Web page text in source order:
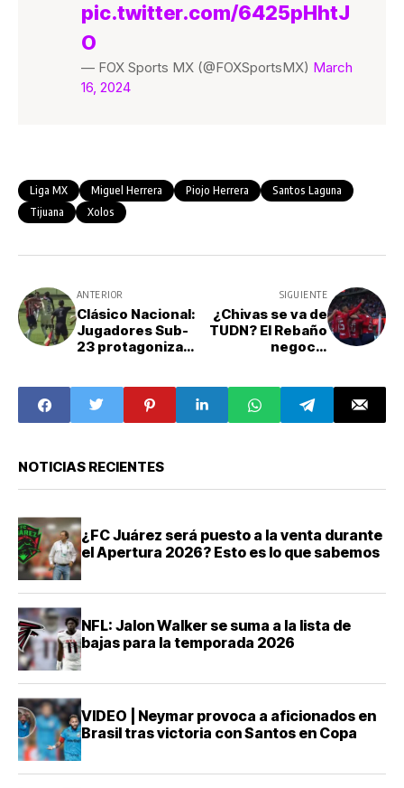
pic.twitter.com/6425pHhtJ
O
— FOX Sports MX (@FOXSportsMX) March
16, 2024
Liga MX Miguel Herrera Piojo Herrera
Santos Laguna
Tijuana
Xolos
ANTERIOR
Clásico Nacional:
Jugadores Sub-
23 protagonizan
SIGUIENTE
¿Chivas se va de
TUDN? El Rebaño
negocia
plataforma de
streaming
NOTICIAS RECIENTES
¿FC Juárez será puesto a la venta durante
el Apertura 2026? Esto es lo que sabemos
NFL: Jalon Walker se suma a la lista de
bajas para la temporada 2026
VIDEO | Neymar provoca a aficionados en
Brasil tras victoria con Santos en Copa